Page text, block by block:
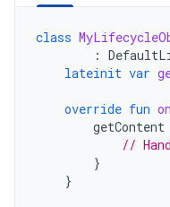
class
:
lateinit var
override fun
getContent
//
}
}